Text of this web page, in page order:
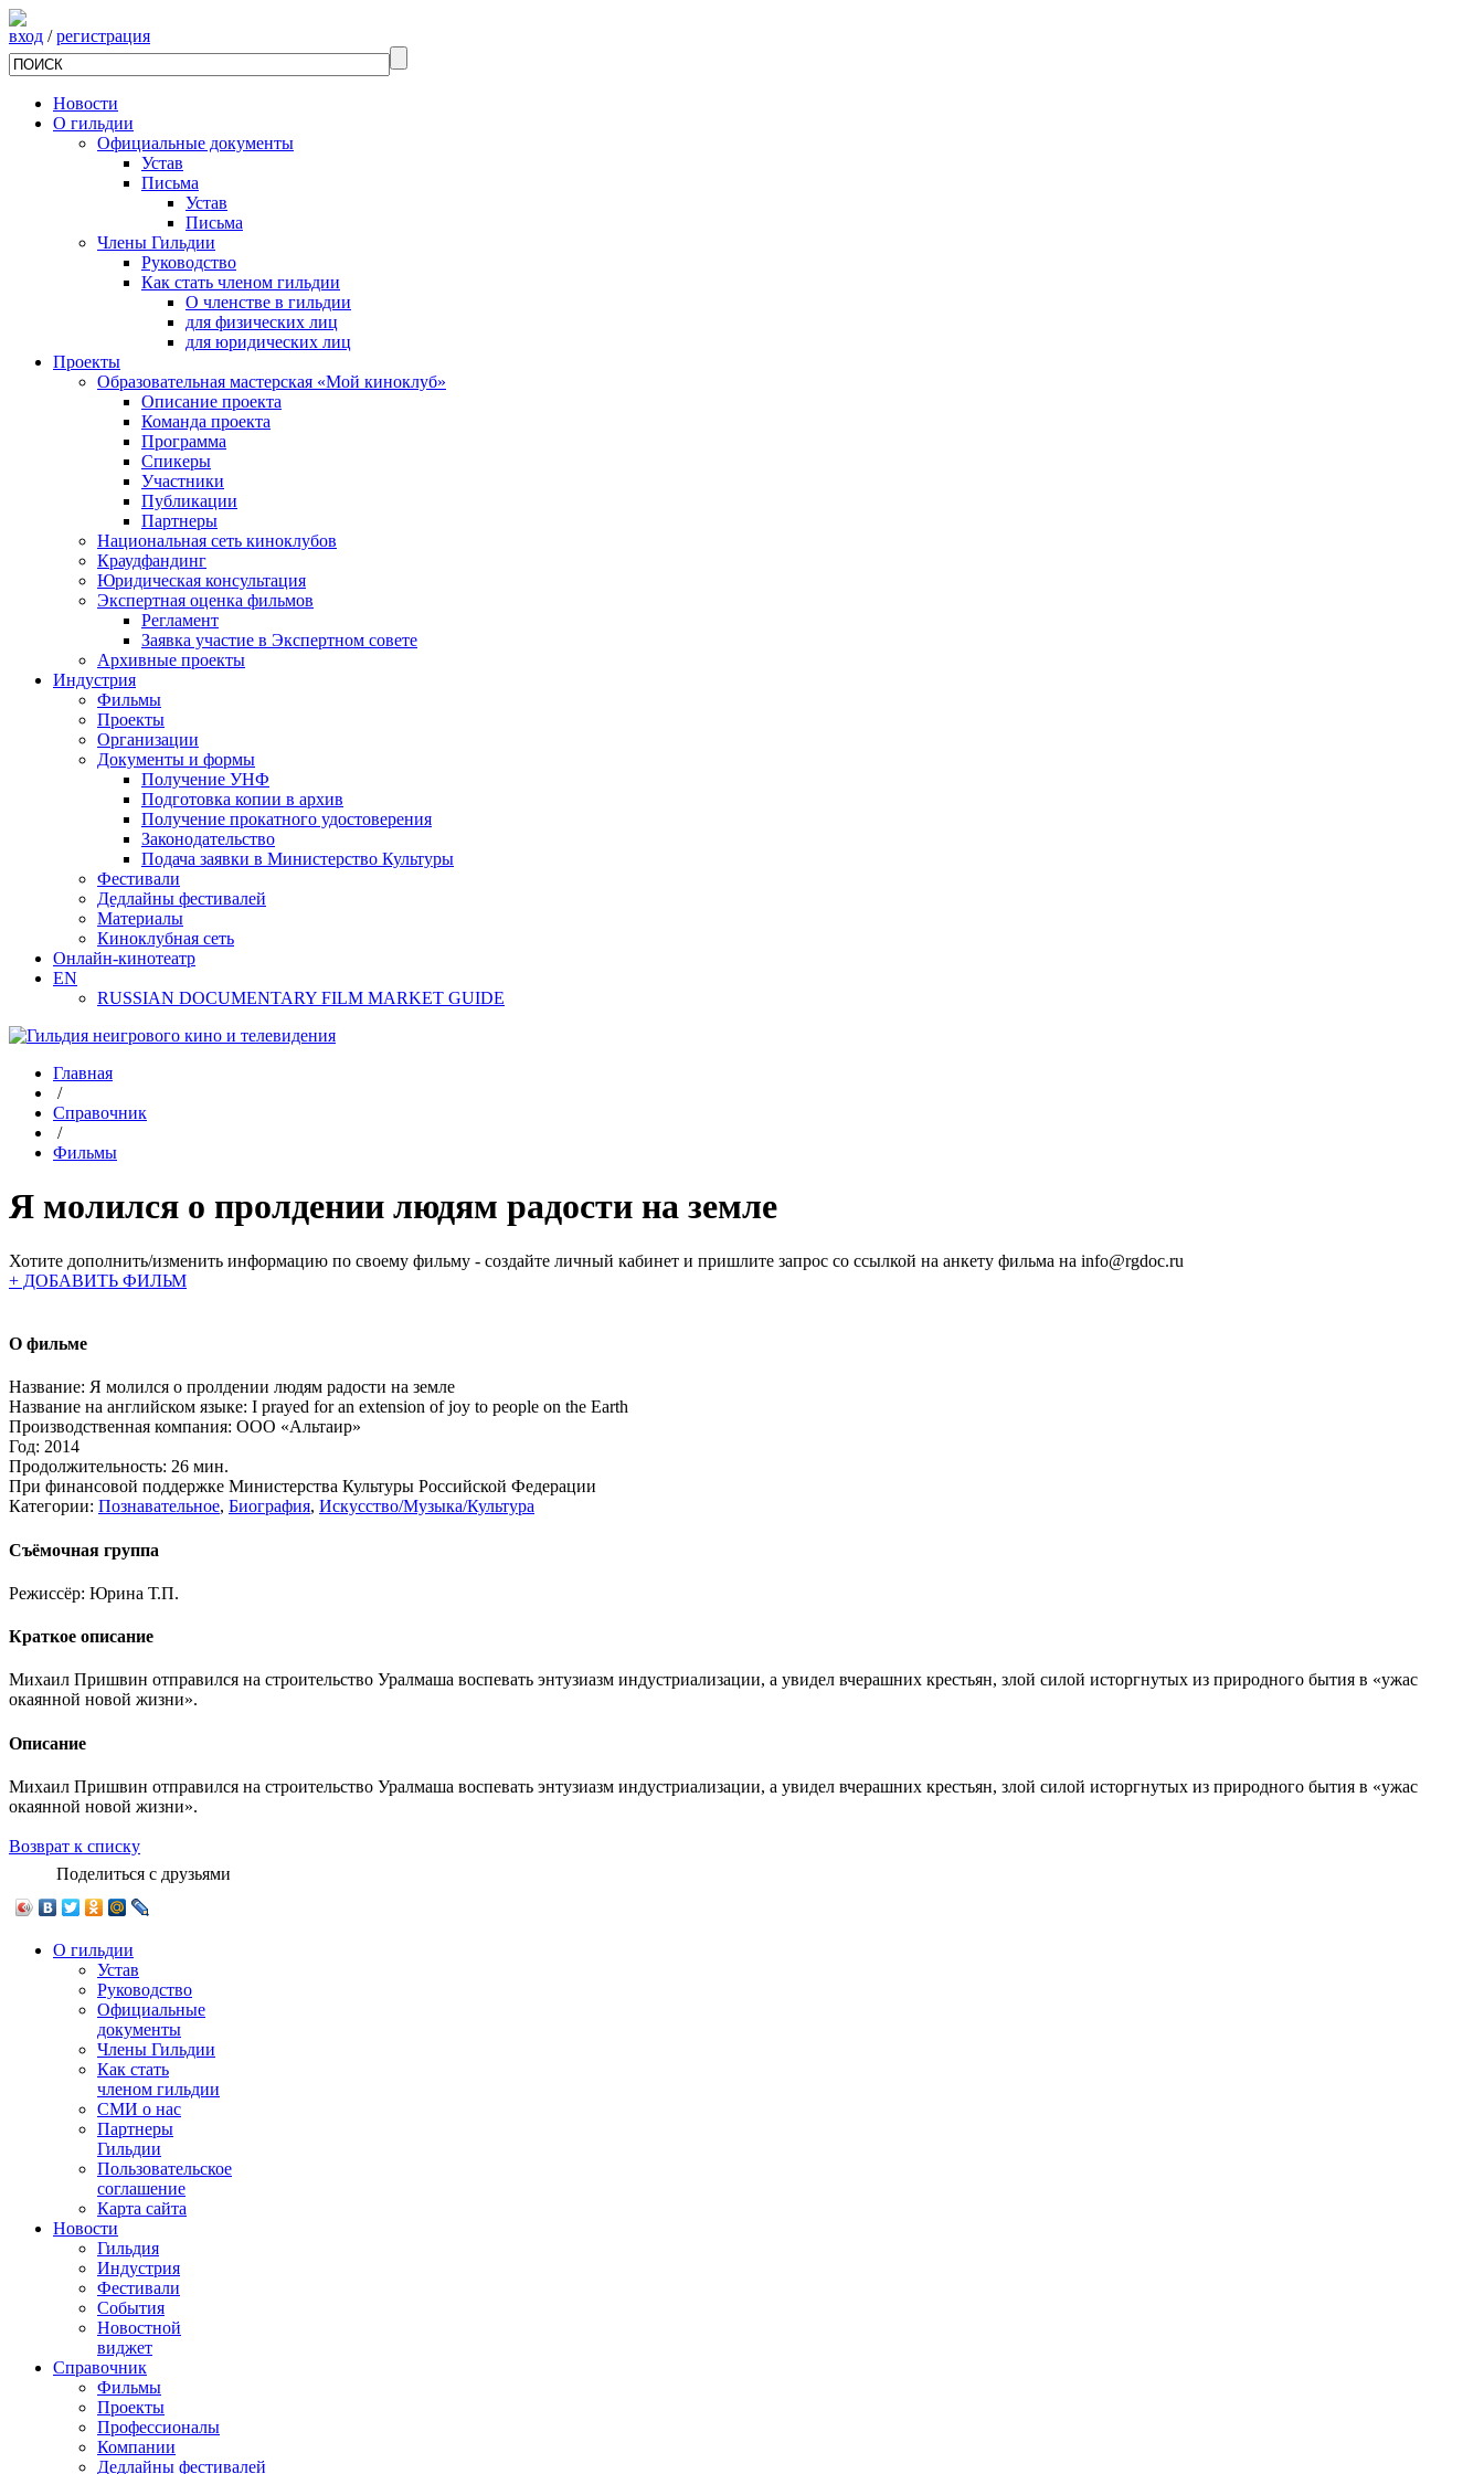
вход /регистрация
Новости
О гильдии
Официальные документы
Устав
Письма
Устав
Письма
Члены Гильдии
Руководство
Как стать членом гильдии
О членстве в гильдии
для физических лиц
для юридических лиц
Проекты
Образовательная мастерская «Мой киноклуб»
Описание проекта
Команда проекта
Программа
Спикеры
Участники
Публикации
Партнеры
Национальная сеть киноклубов
Краудфандинг
Юридическая консультация
Экспертная оценка фильмов
Регламент
Заявка участие в Экспертном совете
Архивные проекты
Индустрия
Фильмы
Проекты
Организации
Документы и формы
Получение УНФ
Подготовка копии в архив
Получение прокатного удостоверения
Законодательство
Подача заявки в Министерство Культуры
Фестивали
Дедлайны фестивалей
Материалы
Киноклубная сеть
Онлайн-кинотеатр
EN
RUSSIAN DOCUMENTARY FILM MARKET GUIDE
Главная
/
Справочник
/
Фильмы
Я молился о пролдении людям радости на земле
Хотите дополнить/изменить информацию по своему фильму - создайте личный кабинет и пришлите запрос cо ссылкой на анкету фильма на info@rgdoc.ru
+ ДОБАВИТЬ ФИЛЬМ
О фильме
Название: Я молился о пролдении людям радости на земле
Название на английском языке: I prayed for an extension of joy to people on the Earth
Производственная компания: ООО «Альтаир»
Год: 2014
Продолжительность: 26 мин.
При финансовой поддержке Министерства Культуры Российской Федерации
Категории: Познавательное, Биография, Искусство/Музыка/Культура
Съёмочная группа
Режиссёр: Юрина Т.П.
Краткое описание
Михаил Пришвин отправился на строительство Уралмаша воспевать энтузиазм индустриализации, а увидел вчерашних крестьян, злой силой исторгнутых из природного бытия в «ужас
окаянной новой жизни».
Описание
Михаил Пришвин отправился на строительство Уралмаша воспевать энтузиазм индустриализации, а увидел вчерашних крестьян, злой силой исторгнутых из природного бытия в «ужас
окаянной новой жизни».
Возврат к списку
Поделиться с друзьями
О гильдии
Устав
Руководство
Официальные
документы
Члены Гильдии
Как стать
членом гильдии
СМИ о нас
Партнеры
Гильдии
Пользовательское
соглашение
Карта сайта
Новости
Гильдия
Индустрия
Фестивали
События
Новостной
виджет
Справочник
Фильмы
Проекты
Профессионалы
Компании
Дедлайны фестивалей